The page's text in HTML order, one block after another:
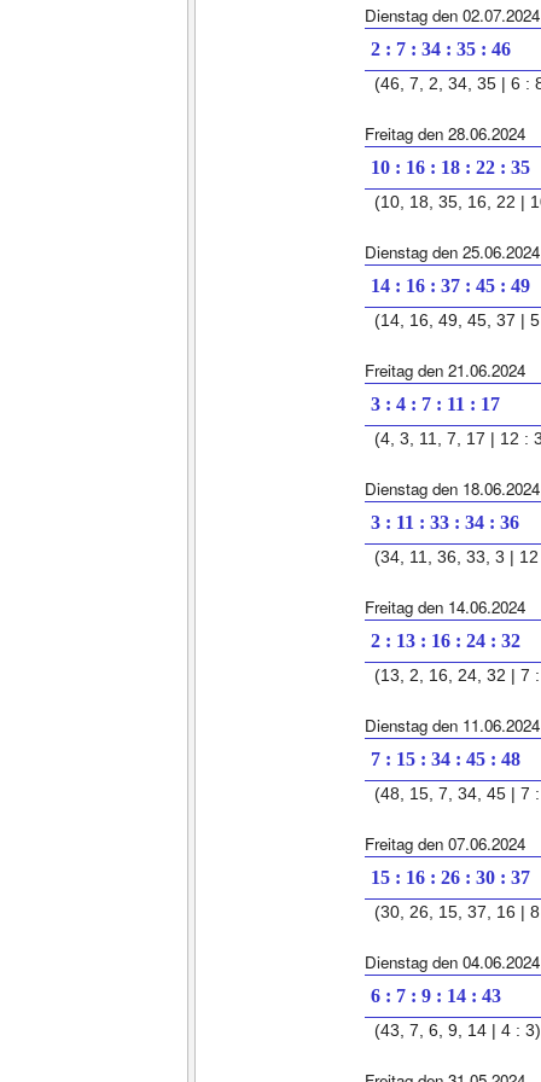
Dienstag den 02.07.2024
2 : 7 : 34 : 35 : 46
(46, 7, 2, 34, 35 | 6 :
Freitag den 28.06.2024
10 : 16 : 18 : 22 : 35
(10, 18, 35, 16, 22 |
Dienstag den 25.06.2024
14 : 16 : 37 : 45 : 49
(14, 16, 49, 45, 37 |
Freitag den 21.06.2024
3 : 4 : 7 : 11 : 17
(4, 3, 11, 7, 17 | 12 :
Dienstag den 18.06.2024
3 : 11 : 33 : 34 : 36
(34, 11, 36, 33, 3 |
Freitag den 14.06.2024
2 : 13 : 16 : 24 : 32
(13, 2, 16, 24, 32 | 7
Dienstag den 11.06.2024
7 : 15 : 34 : 45 : 48
(48, 15, 7, 34, 45 | 7
Freitag den 07.06.2024
15 : 16 : 26 : 30 : 37
(30, 26, 15, 37, 16 |
Dienstag den 04.06.2024
6 : 7 : 9 : 14 : 43
(43, 7, 6, 9, 14 | 4 : 3)